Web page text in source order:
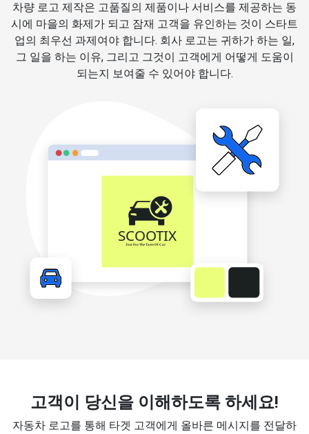
차량 로고 제작은 고품질의 제품이나 서비스를 제공하는 동
시에 마을의 화제가 되고 잠재 고객을 유인하는 것이 스타트
업의 최우선 과제여야 합니다. 회사 로고는 귀하가 하는 일,
그 일을 하는 이유, 그리고 그것이 고객에게 어떻게 도움이
되는지 보여줄 수 있어야 합니다.
고객이 당신을 이해하도록 하세요!
자동차 로고를 통해 타겟 고객에게 올바른 메시지를 전달하